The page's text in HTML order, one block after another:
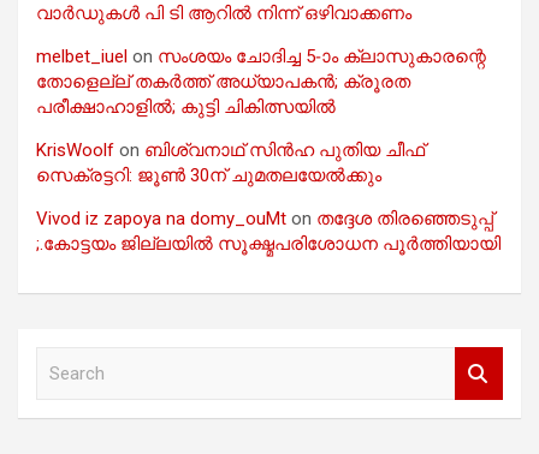
വാർഡുകൾ പി ടി ആറിൽ നിന്ന് ഒഴിവാക്കണം
melbet_iuel on സംശയം ചോദിച്ച 5-ാം ക്ലാസുകാരന്റെ
തോളെല്ല് തകർത്ത് അധ്യാപകൻ; ക്രൂരത
പരീക്ഷാഹാളിൽ; കുട്ടി ചികിത്സയിൽ
KrisWoolf on ബിശ്വനാഥ് സിൻഹ പുതിയ ചീഫ്
സെക്രട്ടറി: ജൂൺ 30ന് ചുമതലയേൽക്കും
Vivod iz zapoya na domy_ouMt on തദ്ദേശ തിരഞ്ഞെടുപ്പ്
;.കോട്ടയം ജില്ലയിൽ സൂക്ഷ്മപരിശോധന പൂർത്തിയായി